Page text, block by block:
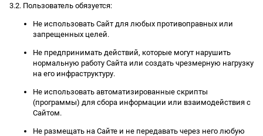
3.2. Пользователь обязуется:
Не использовать Сайт для любых противоправных или
запрещенных целей.
Не предпринимать действий, которые могут нарушить
нормальную работу Сайта или создать чрезмерную нагрузку
на его инфраструктуру.
Не использовать автоматизированные скрипты
(программы) для сбора информации или взаимодействия с
Сайтом.
Не размещать на Сайте и не передавать через него любую